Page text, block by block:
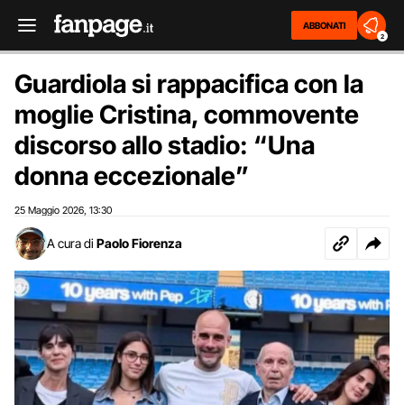
ABBONATI
2
Guardiola si rappacifica con la
moglie Cristina, commovente
discorso allo stadio: “Una
donna eccezionale”
25 Maggio 2026 13:30
A cura di Paolo Fiorenza